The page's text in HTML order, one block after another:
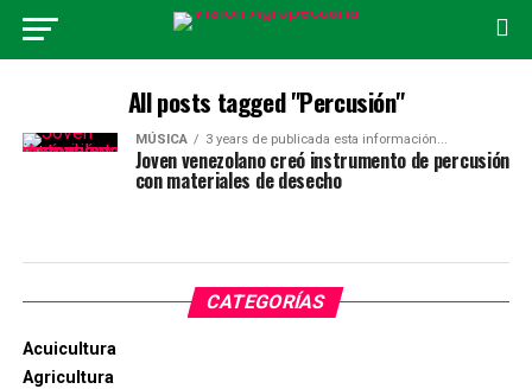
All posts tagged "Percusión"
MÚSICA 3 years de publicada esta información...
Joven venezolano creó instrumento de percusión
con materiales de desecho
CATEGORÍAS
Acuicultura
Agricultura